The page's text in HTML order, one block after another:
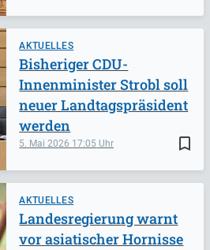
AKTUELLES
bookmark_border
5. Mai 2026 17:05
Bisheriger CDU-
Innenminister Strobl soll
neuer Landtagspräsident
werden
AKTUELLES
Landesregierung warnt
vor asiatischer Hornisse